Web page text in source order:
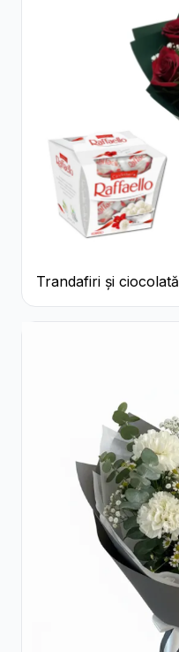
Trandafiri și ciocolată